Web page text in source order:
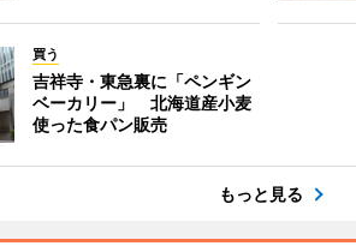
買う
吉祥寺・東急裏に「ペンギン
ベーカリー」 北海道産小麦
使った食パン販売
もっと見る